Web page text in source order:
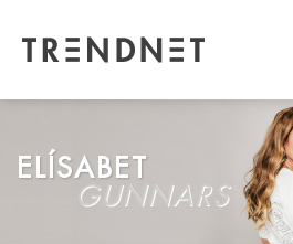
ELÍSABET
GUNNARS